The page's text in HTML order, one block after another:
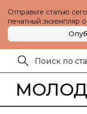
Отправьте статью
печатный экземпляр